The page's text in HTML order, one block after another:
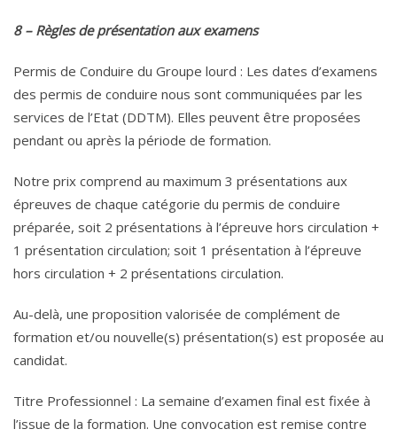
8 – Règles de présentation aux examens
Permis de Conduire du Groupe lourd : Les dates d’examens
des permis de conduire nous sont communiquées par les
services de l’Etat (DDTM). Elles peuvent être proposées
pendant ou après la période de formation.
Notre prix comprend au maximum 3 présentations aux
épreuves de chaque catégorie du permis de conduire
préparée, soit 2 présentations à l’épreuve hors circulation +
1 présentation circulation; soit 1 présentation à l’épreuve
hors circulation + 2 présentations circulation.
Au-delà, une proposition valorisée de complément de
formation et/ou nouvelle(s) présentation(s) est proposée au
candidat.
Titre Professionnel : La semaine d’examen final est fixée à
l’issue de la formation. Une convocation est remise contre